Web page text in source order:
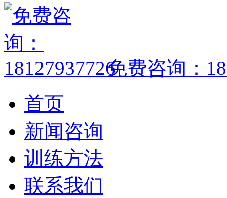
免费咨询：
首页
新闻咨询
训练方法
联系我们